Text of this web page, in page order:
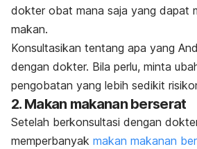
dokter obat mana saja yang dapat
makan.
Konsultasikan tentang apa yang
dengan dokter. Bila perlu, minta
pengobatan yang lebih sedikit
2. Makan makanan berserat
Setelah berkonsultasi dengan
memperbanyak makan makanan